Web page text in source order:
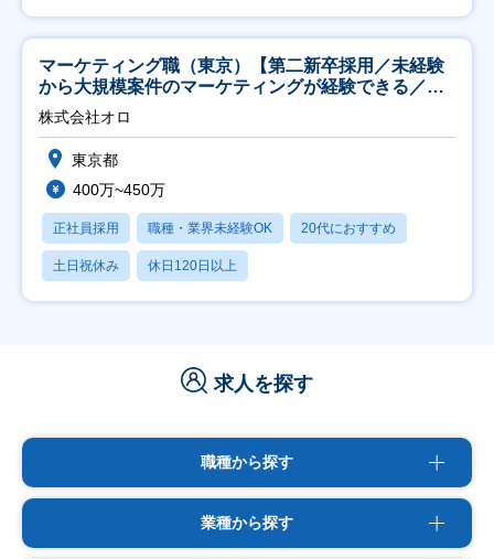
マーケティング職（東京）【第二新卒採用／未経験
から大規模案件のマーケティングが経験できる／研
修充実】
株式会社オロ
東京都
400万~450万
正社員採用 職種・業界未経験OK 20代におすすめ
土日祝休み 休日120日以上
求人を探す
職種から探す
業種から探す